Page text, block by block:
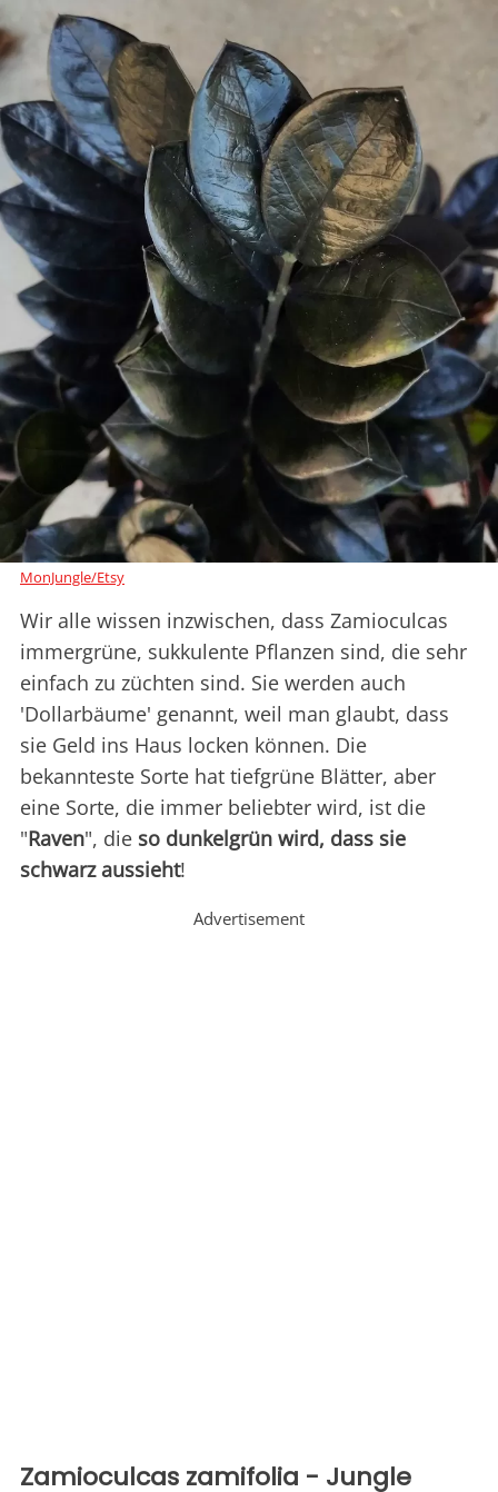
MonJungle/Etsy
Wir alle wissen inzwischen, dass Zamioculcas
immergrüne, sukkulente Pflanzen sind, die sehr
einfach zu züchten sind. Sie werden auch
'Dollarbäume' genannt, weil man glaubt, dass
sie Geld ins Haus locken können. Die
bekannteste Sorte hat tiefgrüne Blätter, aber
eine Sorte, die immer beliebter wird, ist die
"Raven", die so dunkelgrün wird, dass sie
schwarz aussieht!
Advertisement
Zamioculcas zamifolia - Jungle